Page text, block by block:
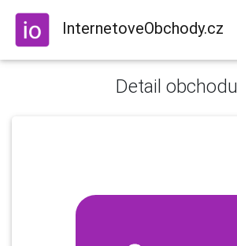
InternetoveObchody.cz
Detail obchodu